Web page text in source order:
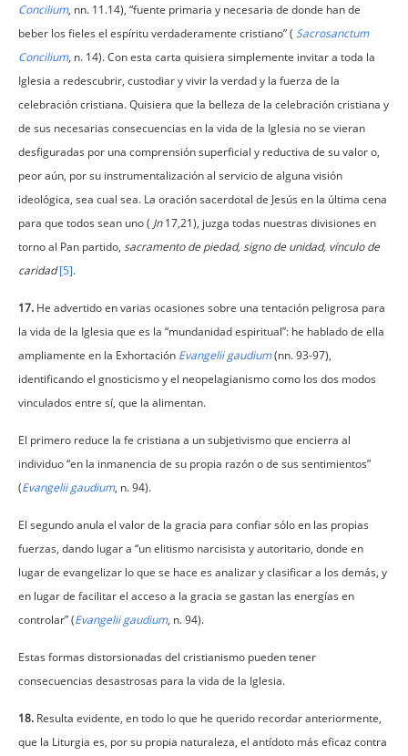
Concilium, nn. 11.14), “fuente primaria y necesaria de donde han de
beber los fieles el espíritu verdaderamente cristiano” ( Sacrosanctum
Concilium, n. 14). Con esta carta quisiera simplemente invitar a toda la
Iglesia a redescubrir, custodiar y vivir la verdad y la fuerza de la
celebración cristiana. Quisiera que la belleza de la celebración cristiana y
de sus necesarias consecuencias en la vida de la Iglesia no se vieran
desfiguradas por una comprensión superficial y reductiva de su valor o,
peor aún, por su instrumentalización al servicio de alguna visión
ideológica, sea cual sea. La oración sacerdotal de Jesús en la última cena
para que todos sean uno ( Jn17,21), juzga todas nuestras divisiones en
torno al Pan partido, sacramento de piedad, signo de unidad, vínculo de
caridad [5].
17. He advertido en varias ocasiones sobre una tentación peligrosa para
la vida de la Iglesia que es la “mundanidad espiritual”: he hablado de ella
ampliamente en la Exhortación Evangelii gaudium(nn. 93-97),
identificando el gnosticismo y el neopelagianismo como los dos modos
vinculados entre sí, que la alimentan.
El primero reduce la fe cristiana a un subjetivismo que encierra al
individuo “en la inmanencia de su propia razón o de sus sentimientos”
(Evangelii gaudium, n. 94).
El segundo anula el valor de la gracia para confiar sólo en las propias
fuerzas, dando lugar a “un elitismo narcisista y autoritario, donde en
lugar de evangelizar lo que se hace es analizar y clasificar a los demás, y
en lugar de facilitar el acceso a la gracia se gastan las energías en
controlar” (Evangelii gaudium, n. 94).
Estas formas distorsionadas del cristianismo pueden tener
consecuencias desastrosas para la vida de la Iglesia.
18. Resulta evidente, en todo lo que he querido recordar anteriormente,
que la Liturgia es, por su propia naturaleza, el antídoto más eficaz contra